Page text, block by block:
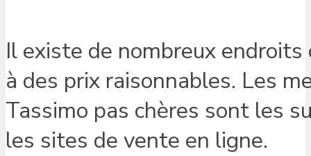
Il existe de nombreux
à des prix raisonnables. Les
Tassimo pas chères sont les
les sites de vente en ligne.